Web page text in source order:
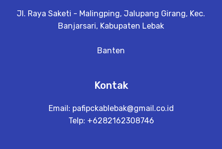
Jl. Raya Saketi - Malingping, Jalupang Girang, Kec.
Banjarsari, Kabupaten Lebak
Banten
Kontak
Email: pafipckablebak@gmail.co.id
Telp: +6282162308746